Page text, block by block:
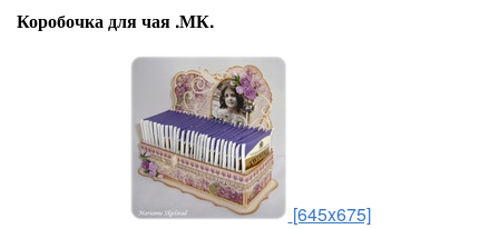
Коробочка для чая .МК.
[645x675]